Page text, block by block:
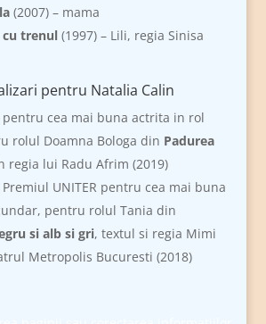
(2007) – mama
cu trenul (1997) – Lili, regia Sinisa
pentru Natalia Calin
pentru cea mai buna actrita in rol
rolul Doamna Bologa din Padurea
regia lui Radu Afrim (2019)
UNITER pentru cea mai buna
pentru rolul Tania din
si alb si gri, textul si regia Mimi
Metropolis Bucuresti (2018)